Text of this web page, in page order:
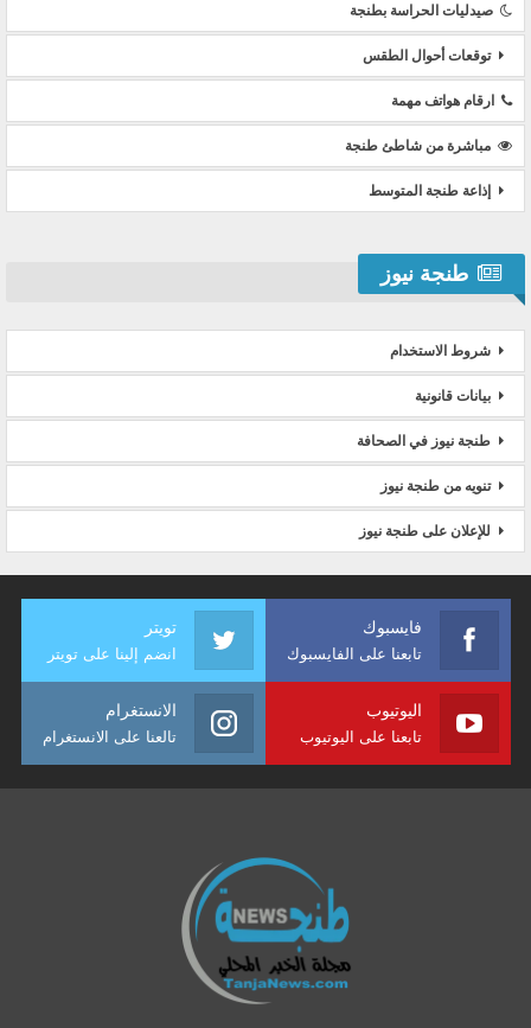
صيدليات الحراسة بطنجة
توقعات أحوال الطقس
ارقام هواتف مهمة
مباشرة من شاطئ طنجة
إذاعة طنجة المتوسط
طنجة نيوز
شروط الاستخدام
بيانات قانونية
طنجة نيوز في الصحافة
تنويه من طنجة نيوز
للإعلان على طنجة نيوز
فايسبوك
تابعنا على الفايسبوك
تويتر
انضم إلينا على تويتر
اليوتيوب
تابعنا على اليوتيوب
الانستغرام
تالعنا على الانستغرام